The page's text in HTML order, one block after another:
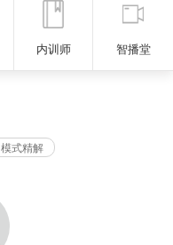
内训师 智播堂
模式精解